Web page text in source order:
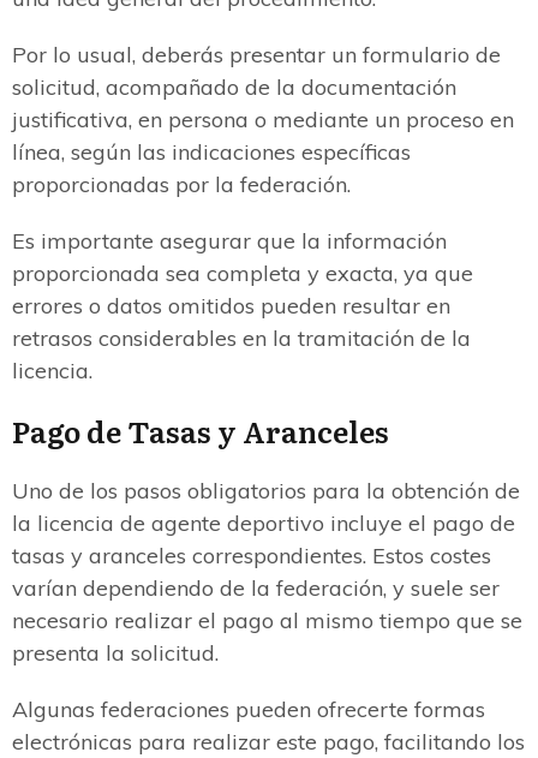
Por lo usual, deberás presentar un formulario de
solicitud, acompañado de la documentación
justificativa, en persona o mediante un proceso en
línea, según las indicaciones específicas
proporcionadas por la federación.
Es importante asegurar que la información
proporcionada sea completa y exacta, ya que
errores o datos omitidos pueden resultar en
retrasos considerables en la tramitación de la
licencia.
Pago de Tasas y Aranceles
Uno de los pasos obligatorios para la obtención de
la licencia de agente deportivo incluye el pago de
tasas y aranceles correspondientes. Estos costes
varían dependiendo de la federación, y suele ser
necesario realizar el pago al mismo tiempo que se
presenta la solicitud.
Algunas federaciones pueden ofrecerte formas
electrónicas para realizar este pago, facilitando los